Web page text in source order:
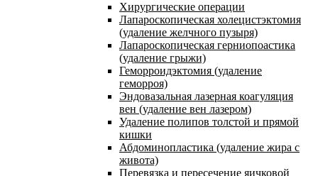
Хирургические операции
Лапароскопическая холецистэктомия
(удаление желчного пузыря)
Лапароскопическая герниопоастика
(удаление грыжи)
Геморроидэктомия (удаление
геморроя)
Эндовазальная лазерная коагуляция
вен (удаление вен лазером)
Удаление полипов толстой и прямой
кишки
Абдоминопластика (удаление жира с
живота)
Перевязка и пересечение яичковой